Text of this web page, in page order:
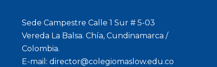
Sede Campestre Calle 1 Sur # 5-03
Vereda La Balsa. Chía, Cundinamarca /
Colombia.
E-mail: director@colegiomaslow.edu.co